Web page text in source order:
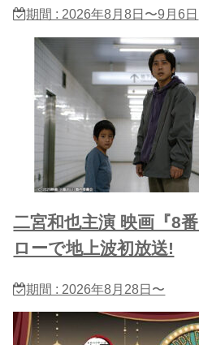
期間 : 2026年8月8日〜9月6日
二宮和也主演 映画『8
ローで地上波初放送!
期間 : 2026年8月28日〜